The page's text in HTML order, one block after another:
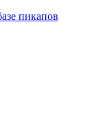
пикапов